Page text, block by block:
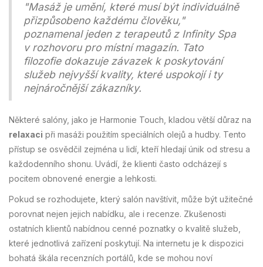
"Masáž je umění, které musí být individuálně
přizpůsobeno každému člověku,"
poznamenal jeden z terapeutů z Infinity Spa
v rozhovoru pro místní magazín. Tato
filozofie dokazuje závazek k poskytování
služeb nejvyšší kvality, které uspokojí i ty
nejnáročnější zákazníky.
Některé salóny, jako je Harmonie Touch, kladou větší důraz na
relaxaci při masáži použitím speciálních olejů a hudby. Tento
přístup se osvědčil zejména u lidí, kteří hledají únik od stresu a
každodenního shonu. Uvádí, že klienti často odcházejí s
pocitem obnovené energie a lehkosti.
Pokud se rozhodujete, který salón navštívit, může být užitečné
porovnat nejen jejich nabídku, ale i recenze. Zkušenosti
ostatních klientů nabídnou cenné poznatky o kvalitě služeb,
které jednotlivá zařízení poskytují. Na internetu je k dispozici
bohatá škála recenzních portálů, kde se mohou noví